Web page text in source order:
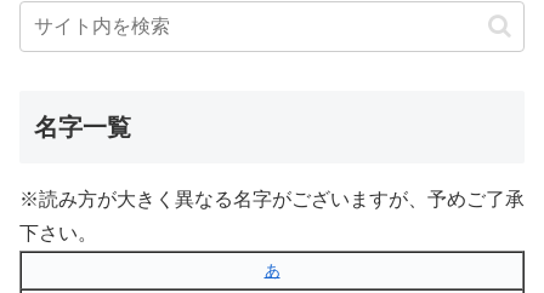
名字一覧
※読み方が大きく異なる名字がございますが、予めご了承
下さい。
あ